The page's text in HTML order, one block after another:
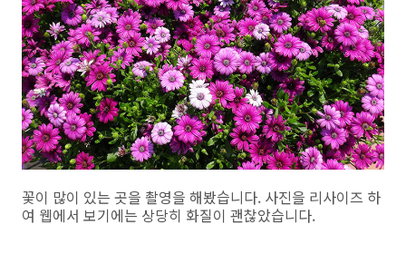
꽃이 많이 있는 곳을 촬영을 해봤습니다. 사진을 리사이즈 하
여 웹에서 보기에는 상당히 화질이 괜찮았습니다.